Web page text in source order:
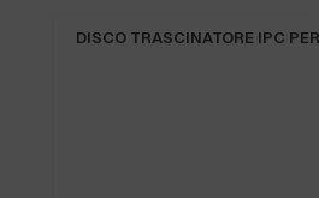
DISCO TRASCINATORE IPC